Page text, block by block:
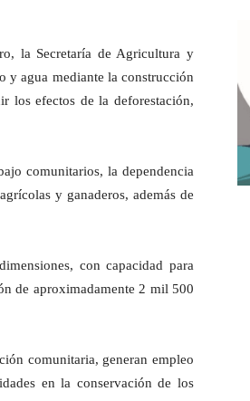
la Secretaría de Agricultura y
y agua mediante la construcción
los efectos de la deforestación,
comunitarios, la dependencia
y ganaderos, además de
con capacidad para
de aproximadamente 2 mil 500
comunitaria, generan empleo
en la conservación de los